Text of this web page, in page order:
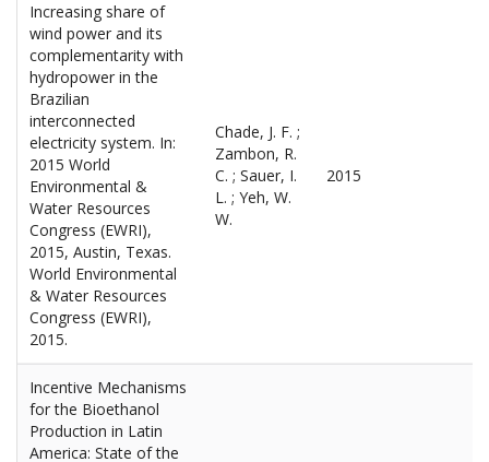
Increasing share of
wind power and its
complementarity with
hydropower in the
Brazilian
interconnected
electricity system. In:
2015 World
Environmental &
Water Resources
Congress (EWRI),
2015, Austin, Texas.
World Environmental
& Water Resources
Congress (EWRI),
2015.
Chade, J. F. ;
Zambon, R.
C. ; Sauer, I.
L. ; Yeh, W.
W.
2015
Incentive Mechanisms
for the Bioethanol
Production in Latin
America: State of the